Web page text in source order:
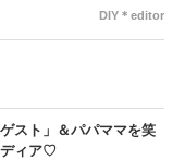
できる春婚にもピッタリなサ
DIY＊editor
スト」＆パパママを笑
ディア♡